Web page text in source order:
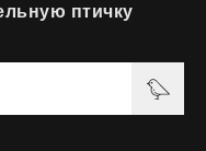
птичку